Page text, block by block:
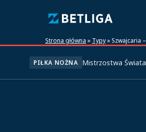
Strona główna » Typy»Szwajcaria
PIŁKA NOŻNA Mistrzostwa